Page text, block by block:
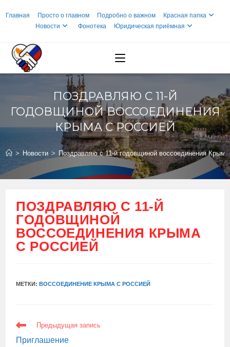
Главная Просто о главном Подробно о важном
Красная папка
Новости
Фонотека Юридическая приёмная
ПОЗДРАВЛЯЮ С 11-Й
ГОДОВЩИНОЙ ВОССОЕДИНЕНИЯ
КРЫМА С РОССИЕЙ
> Новости > Поздравляю с 11-й годовщиной воссоединения
ПОЗДРАВЛЯЮ С 11-Й
ГОДОВЩИНОЙ
ВОССОЕДИНЕНИЯ КРЫМА
С РОССИЕЙ
МЕТКИ:ВОССОЕДИНЕНИЕ КРЫМА С РОССИЕЙ
ЕЩЕ
СТАТЬИ
Предыдущая запись
Приглашение